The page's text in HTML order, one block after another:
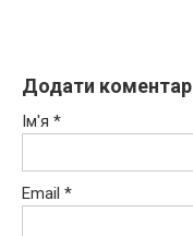
Додати коментар
Ім'я *
Email *